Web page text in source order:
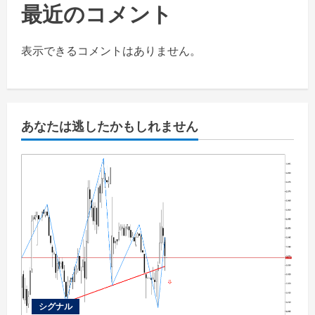
最近のコメント
表示できるコメントはありません。
あなたは逃したかもしれません
シグナル